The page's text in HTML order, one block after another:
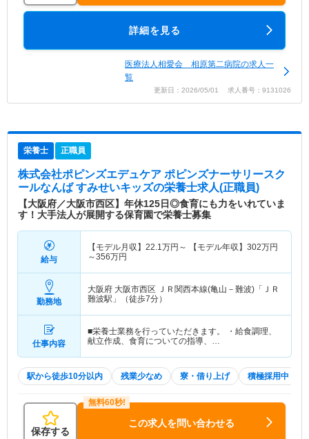
詳細を見る
医療法人相愛会 相原第二病院の求人一
覧
更新日：2026/05/01 求人番号：9131026
栄養士 正職員
株式会社ポピンズエデュケア ポピンズナーサリースク
ールなんば すみせいキッズの栄養士求人(正職員)
【大阪府／大阪市西区】年休125日◎食育にも力をいれていま
す！大手法人が展開する保育園で栄養士募集
給与
【モデル月収】 22.1万円～ 【モデル年収】 302万円
～356万円
勤務地
大阪府 大阪市西区 ＪＲ関西本線(亀山－難波)「ＪＲ
難波駅」（徒歩7分）
仕事内容
■栄養士業務を行っていただきます。 ・給食調理、
献立作成、食育についての指導、…
駅から徒歩10分以内 残業少なめ 寮・借り上げ 積極採用中
保存する
この求人を問い合わせる